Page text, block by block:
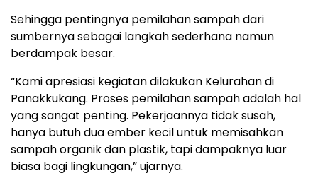
Sehingga pentingnya pemilahan sampah dari
sumbernya sebagai langkah sederhana namun
berdampak besar.
“Kami apresiasi kegiatan dilakukan Kelurahan di
Panakkukang. Proses pemilahan sampah adalah hal
yang sangat penting. Pekerjaannya tidak susah,
hanya butuh dua ember kecil untuk memisahkan
sampah organik dan plastik, tapi dampaknya luar
biasa bagi lingkungan,” ujarnya.